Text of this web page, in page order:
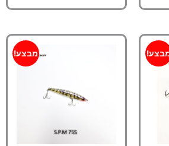
מבצע!